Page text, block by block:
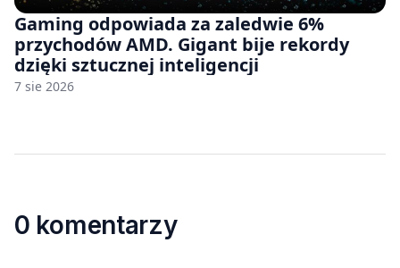
Gaming odpowiada za zaledwie 6%
przychodów AMD. Gigant bije rekordy
dzięki sztucznej inteligencji
7 sie 2026
0 komentarzy